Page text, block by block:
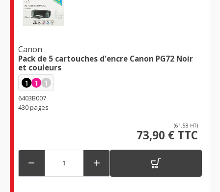
Canon
Pack de 5 cartouches d'encre Canon PG72 Noir
et couleurs
1 1 1
6403B007
430 pages
(61,58 HT)
73,90 € TTC
 